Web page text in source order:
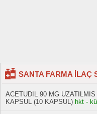
SANTA FARMA İLAÇ
ACETUDIL 90 MG
KAPSUL (10 KAPSUL) hkt -